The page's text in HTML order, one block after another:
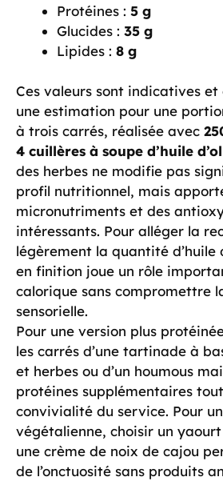
Protéines : 5 g
Glucides : 35 g
Lipides : 8 g
Ces valeurs sont indicatives
une estimation pour une
à trois carrés, réalisée avec
4 cuillères à soupe d’huile
des herbes ne modifie pas
profil nutritionnel, mais
micronutriments et des
intéressants. Pour alléger la
légèrement la quantité d’huile
en finition joue un rôle
calorique sans compromettre
sensorielle.
Pour une version plus
les carrés d’une tartinade à
et herbes ou d’un houmous
protéines supplémentaires
convivialité du service. Pour
végétalienne, choisir un
une crème de noix de cajou
de l’onctuosité sans produits